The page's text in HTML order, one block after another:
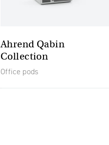
Ahrend Qabin
Collection
Office pods